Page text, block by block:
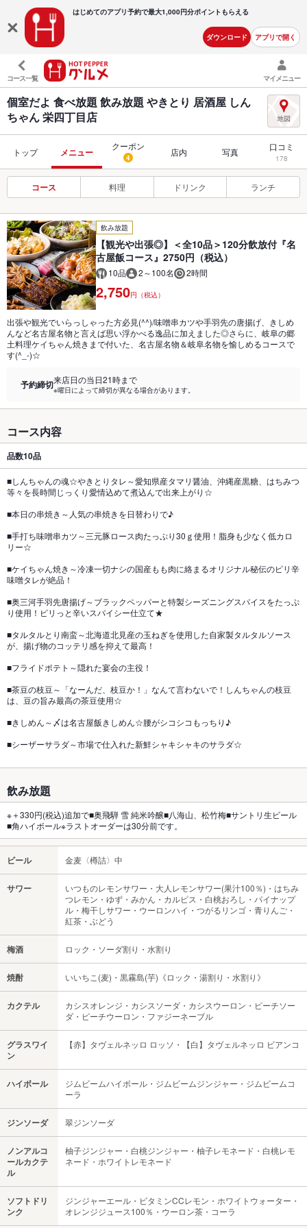
はじめてのアプリ予約で最大1,000円分ポイントもらえる
ダウンロード アプリで開く
コース一覧 マイメニュー
個室だよ 食べ放題 飲み放題 やきとり 居酒屋 しん
ちゃん 栄四丁目店
トップ メニュー
クーポン
4 店内 写真 口コミ
178
コース 料理 ドリンク ランチ
飲み放題
【観光や出張◎】＜全10品＞120分飲放付『名
古屋飯コース』2750円（税込）
10品 2～100名 2時間
2,750円（税込）
出張や観光でいらっしゃった方必見(^^)/味噌串カツや手羽先の唐揚げ、きしめ
んなど名古屋名物と言えば思い浮かべる逸品に加えました◎さらに、岐阜の郷
土料理ケイちゃん焼きまで付いた、名古屋名物＆岐阜名物を愉しめるコースで
す(^_-)☆
予約締切来店日の当日21時まで
※曜日によって締切が異なる場合があります。
コース内容
品数10品
■しんちゃんの魂☆やきとりタレ～愛知県産タマリ醤油、沖縄産黒糖、はちみつ
等々を長時間じっくり愛情込めて煮込んで出来上がり☆
■本日の串焼き～人気の串焼きを日替わりで♪
■手打ち味噌串カツ～三元豚ロース肉たっぷり30ｇ使用！脂身も少なく低カロ
リー☆
■ケイちゃん焼き～冷凍一切ナシの国産もも肉に絡まるオリジナル秘伝のピリ辛
味噌タレが絶品！
■奥三河手羽先唐揚げ～ブラックペッパーと特製シーズニングスパイスをたっぷ
り使用！ピリっと辛いスパイシー仕立て★
■タルタルとり南蛮～北海道北見産の玉ねぎを使用した自家製タルタルソース
が、揚げ物のコッテリ感を抑えて最高！
■フライドポテト～隠れた宴会の主役！
■茶豆の枝豆～「なーんだ、枝豆か！」なんて言わないで！しんちゃんの枝豆
は、豆の旨み最高の茶豆使用☆
■きしめん～〆は名古屋飯きしめん☆腰がシコシコもっちり♪
■シーザーサラダ～市場で仕入れた新鮮シャキシャキのサラダ☆
飲み放題
※＋330円(税込)追加で■奥飛騨 雪 純米吟醸■八海山、松竹梅■サントリ生ビール
■角ハイボール※ラストオーダーは30分前です。
ビール 金麦〈樽詰〉中
サワー
いつものレモンサワー・大人レモンサワー(果汁100％)・はちみ
つレモン・ゆず・みかん・カルピス・白桃おろし・パイナップ
ル・梅干しサワー・ウーロンハイ・つがるリンゴ・青りんご・
紅茶・ぶどう
梅酒 ロック・ソーダ割り・水割り
焼酎 いいちこ(麦)・黒霧島(芋)《ロック・湯割り・水割り》
カクテル
カシスオレンジ・カシスソーダ・カシスウーロン・ピーチソー
ダ・ピーチウーロン・ファジーネーブル
グラスワイ
ン
【赤】タヴェルネッロ ロッソ・【白】タヴェルネッロ ビアンコ
ハイボール
ジムビームハイボール・ジムビームジンジャー・ジムビームコ
ーラ
ジンソーダ 翠ジンソーダ
ノンアルコ
ールカクテ
ル
柚子ジンジャー・白桃ジンジャー・柚子レモネード・白桃レモ
ネード・ホワイトレモネード
ソフトドリ
ンク
ジンジャーエール・ビタミンCCレモン・ホワイトウォーター・
オレンジジュース100％・ウーロン茶・コーラ